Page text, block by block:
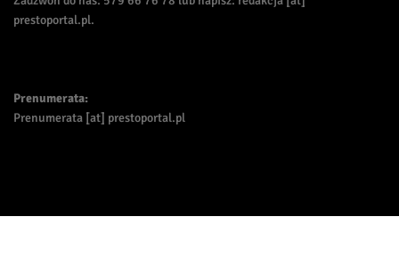
prestoportal.pl.
Prenumerata:
Prenumerata [at] prestoportal.pl